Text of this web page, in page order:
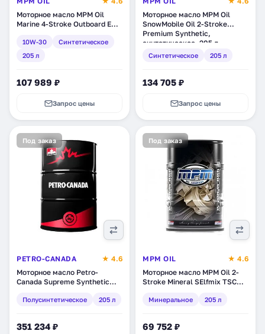
Моторное масло MPM Oil
Marine 4-Stroke Outboard EHP
л (BL020205)
10W-30
Синтетическое
205 л
107 989 ₽
Запрос цены
Моторное масло MPM Oil
SnowMobile Oil 2-Stroke
Premium Synthetic,
синтетическое, 205 л
(SN020205)
Синтетическое 205 л
134 705 ₽
Запрос цены
Под заказ
PETRO-CANADA
★ 4.6
Моторное масло Petro-
Canada Supreme Synthetic
полусинтетическое, 205 л
Полусинтетическое 205 л
351 234 ₽
Под заказ
MPM OIL
★ 4.6
Моторное масло MPM Oil 2-
Stroke Mineral SElfmix TSC
(44205)
Минеральное 205 л
69 752 ₽